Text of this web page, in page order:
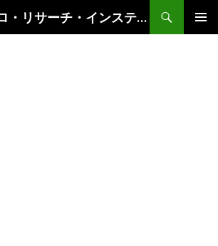
グローバルマクロ・リサーチ・インスティテュート